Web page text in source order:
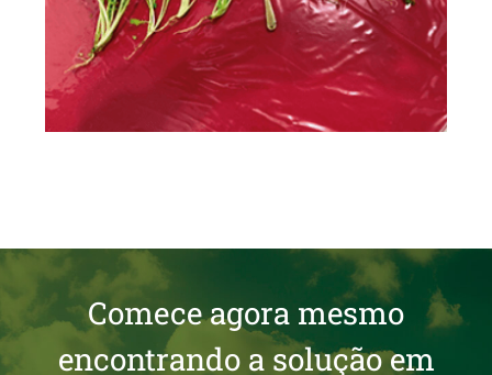
Comece agora mesmo
encontrando a solução em